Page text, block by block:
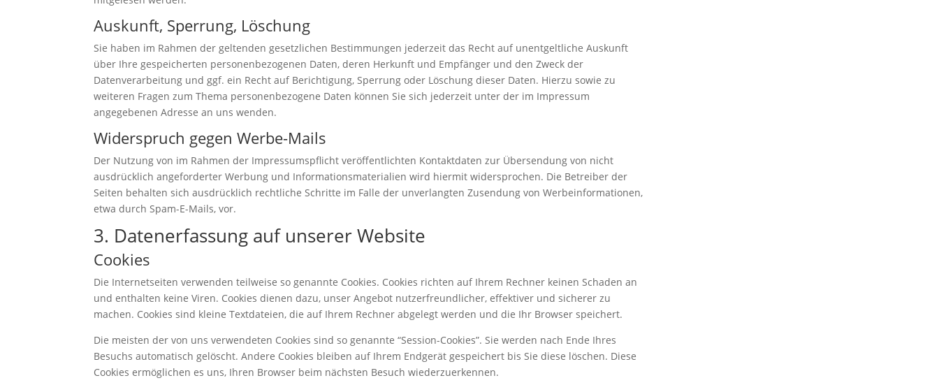
Auskunft, Sperrung, Löschung
Sie haben im Rahmen der geltenden gesetzlichen Bestimmungen jederzeit das Recht auf unentgeltliche Auskunft
über Ihre gespeicherten personenbezogenen Daten, deren Herkunft und Empfänger und den Zweck der
Datenverarbeitung und ggf. ein Recht auf Berichtigung, Sperrung oder Löschung dieser Daten. Hierzu sowie zu
weiteren Fragen zum Thema personenbezogene Daten können Sie sich jederzeit unter der im Impressum
angegebenen Adresse an uns wenden.
Widerspruch gegen Werbe-Mails
Der Nutzung von im Rahmen der Impressumspflicht veröffentlichten Kontaktdaten zur Übersendung von nicht
ausdrücklich angeforderter Werbung und Informationsmaterialien wird hiermit widersprochen. Die Betreiber der
Seiten behalten sich ausdrücklich rechtliche Schritte im Falle der unverlangten Zusendung von Werbeinformationen,
etwa durch Spam-E-Mails, vor.
3. Datenerfassung auf unserer Website
Cookies
Die Internetseiten verwenden teilweise so genannte Cookies. Cookies richten auf Ihrem Rechner keinen Schaden an
und enthalten keine Viren. Cookies dienen dazu, unser Angebot nutzerfreundlicher, effektiver und sicherer zu
machen. Cookies sind kleine Textdateien, die auf Ihrem Rechner abgelegt werden und die Ihr Browser speichert.
Die meisten der von uns verwendeten Cookies sind so genannte “Session-Cookies”. Sie werden nach Ende Ihres
Besuchs automatisch gelöscht. Andere Cookies bleiben auf Ihrem Endgerät gespeichert bis Sie diese löschen. Diese
Cookies ermöglichen es uns, Ihren Browser beim nächsten Besuch wiederzuerkennen.